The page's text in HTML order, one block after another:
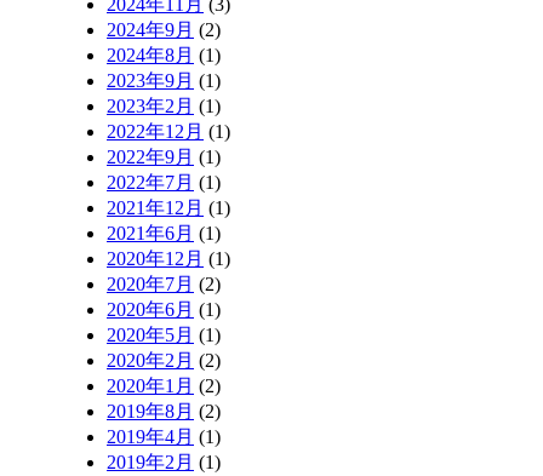
2024年11月 (3)
2024年9月 (2)
2024年8月 (1)
2023年9月 (1)
2023年2月 (1)
2022年12月 (1)
2022年9月 (1)
2022年7月 (1)
2021年12月 (1)
2021年6月 (1)
2020年12月 (1)
2020年7月 (2)
2020年6月 (1)
2020年5月 (1)
2020年2月 (2)
2020年1月 (2)
2019年8月 (2)
2019年4月 (1)
2019年2月 (1)